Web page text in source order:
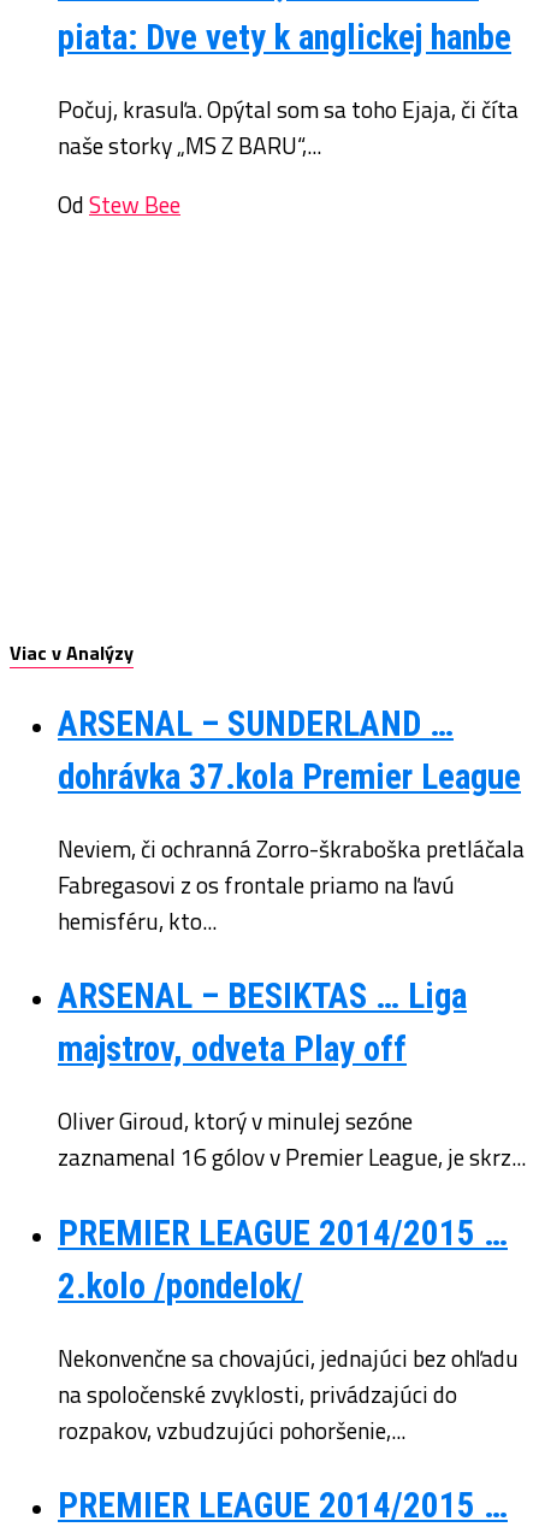
piata: Dve vety k anglickej hanbe
Počuj, krasuľa. Opýtal som sa toho Ejaja, či číta
naše storky „MS Z BARU“,...
OdStew Bee
Viac v Analýzy
ARSENAL – SUNDERLAND …
dohrávka 37.kola Premier League
Neviem, či ochranná Zorro-škraboška pretláčala
Fabregasovi z os frontale priamo na ľavú
hemisféru, kto...
ARSENAL – BESIKTAS … Liga
majstrov, odveta Play off
Oliver Giroud, ktorý v minulej sezóne
zaznamenal 16 gólov v Premier League, je skrz...
PREMIER LEAGUE 2014/2015 …
2.kolo /pondelok/
Nekonvenčne sa chovajúci, jednajúci bez ohľadu
na spoločenské zvyklosti, privádzajúci do
rozpakov, vzbudzujúci pohoršenie,...
PREMIER LEAGUE 2014/2015 …